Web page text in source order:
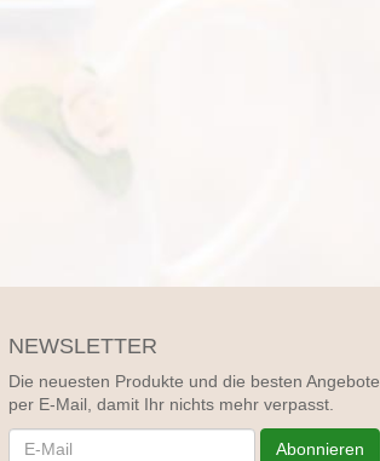
NEWSLETTER
Die neuesten Produkte und die besten Angebote
per E-Mail, damit Ihr nichts mehr verpasst.
Newsletter Abonnieren